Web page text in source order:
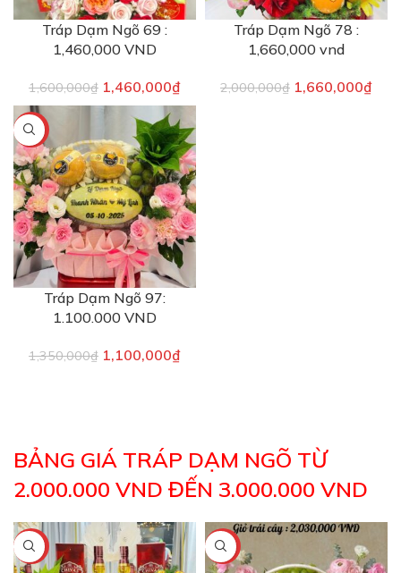
Tráp Dạm Ngõ 69 :
1,460,000 VND
1,600,000₫ 1,460,000₫
Tráp Dạm Ngõ 78 :
1,660,000 vnd
2,000,000₫ 1,660,000₫
-19%
Tráp Dạm Ngõ 97:
1.100.000 VND
1,350,000₫ 1,100,000₫
BẢNG GIÁ TRÁP DẠM NGÕ TỪ
2.000.000 VND ĐẾN 3.000.000 VND
-5% -19%